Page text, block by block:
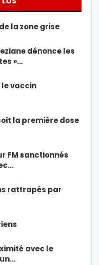
la zone grise
dénonce les
»…
vaccin
la première dose
FM sanctionnés
rattrapés par
avec le